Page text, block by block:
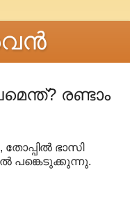
രണ്ടാം
ഭാസി
പങ്കെടുക്കുന്നു.